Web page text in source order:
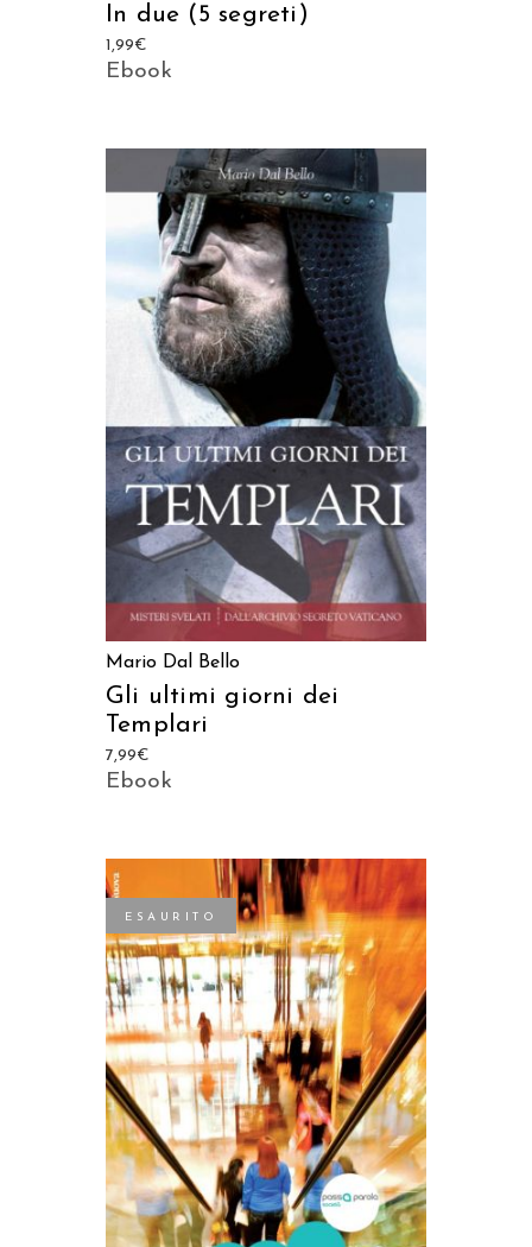
In due (5 segreti)
1,99€
Ebook
AGGIUNGI AL CARRELLO
Mario Dal Bello
Gli ultimi giorni dei
Templari
7,99€
Ebook
ESAURITO
LEGGI TUTTO